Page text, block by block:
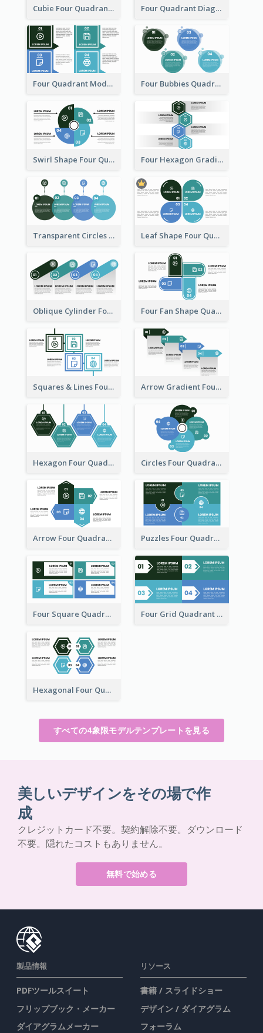
Cubie Four Quadrant Model Four Quadrant Diagram Grid
Four Quadrant Model With Squares Four Bubbies Quadrant Model
Swirl Shape Four Quadrant Model Four Hexagon Gradient Quadrant Model
Transparent Circles Four Quadrant Model Leaf Shape Four Quadrant Model
Oblique Cylinder Four Quadrant Model Four Fan Shape Quadrant Model
Squares & Lines Four Quadrant Model Arrow Gradient Four Quadrant Model
Hexagon Four Quadrant Diagram Circles Four Quadrant Model
Arrow Four Quadrant Model Puzzles Four Quadrant Model
Four Square Quadrant Model Four Grid Quadrant Model
Hexagonal Four Quadrant Model
すべての4象限モデルテンプレートを見る
美しいデザインをその場で作
成
クレジットカード不要。契約解除不要。ダウンロード
不要。隠れたコストもありません。
無料で始める
製品情報
PDFツールスイート
フリップブック・メーカー
ダイアグラムメーカー
リソース
書籍 / スライドショー
デザイン / ダイアグラム
フォーラム